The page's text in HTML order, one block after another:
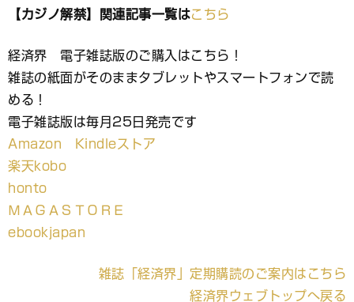
【カジノ解禁】関連記事一覧はこちら
経済界 電子雑誌版のご購入はこちら！
雑誌の紙面がそのままタブレットやスマートフォンで読
める！
電子雑誌版は毎月25日発売です
Amazon Kindleストア
楽天kobo
honto
ＭＡＧＡＳＴＯＲＥ
ebookjapan
雑誌「経済界」定期購読のご案内はこちら
経済界ウェブトップへ戻る